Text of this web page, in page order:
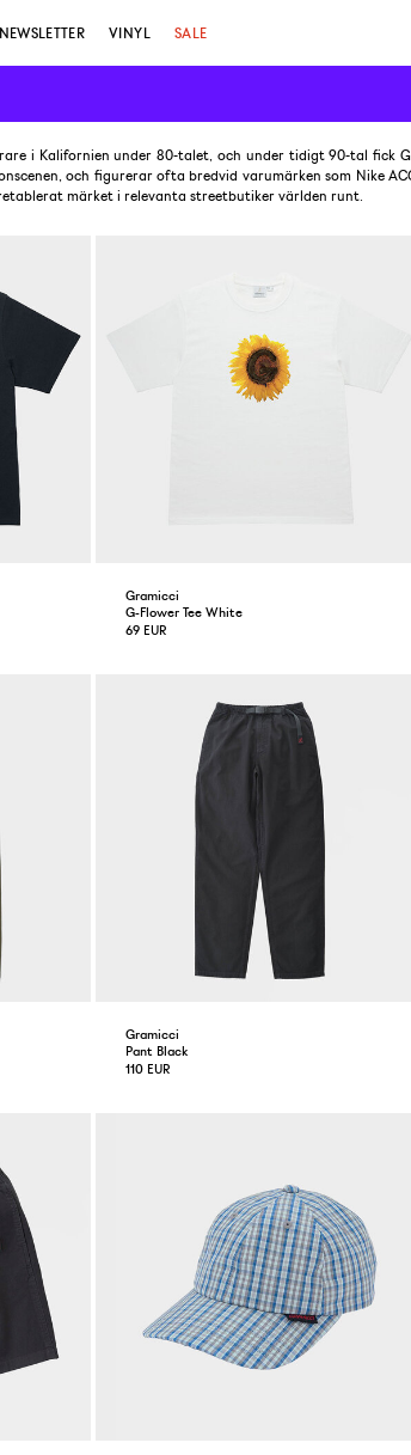
NEWSLETTER VINYL SALE
i Kalifornien under 80-talet, och under tidigt 90-tal fick
och figurerar ofta bredvid varumärken som Nike
märket i relevanta streetbutiker världen runt.
Gramicci
G-Flower Tee White
69 EUR
Gramicci
Pant Black
110 EUR